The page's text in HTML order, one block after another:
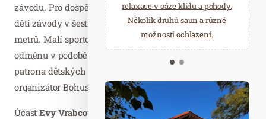
závodu. Pro dospělé máme trasy na 6 a 12 kilometrů, pro
děti závody v šesti věkových kategoriích na 100 až 1 800
metrů. Malí sportovci se mohou těšit i na oblíbenou
odměnu v podobě perníkové medaile a sladký dárek od
patrona dětských závodů Franz Josef Kaiser,“ zve hlavní
organizátor Bohuslav Komín.
ÚčastEvy Vrabcové Nývltové, která nejprve v pravé
relaxace v oáze klidu a pohody.
Několik druhů saun a různé
možnosti ochlazení.
starostí všedních dnů a přijeďte
načerpat novou energii do
Mariánských Lázní.